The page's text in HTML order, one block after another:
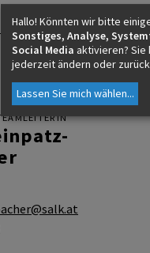
Hallo! Könnten wir bitte
Sonstiges, Analyse,
Social Media aktivieren? Sie
jederzeit ändern oder
Lassen Sie mich wählen...